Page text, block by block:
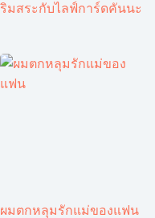
ริมสระกับไลฟ์การ์ดคันนะ
ผมตกหลุมรักแม่ของแฟน